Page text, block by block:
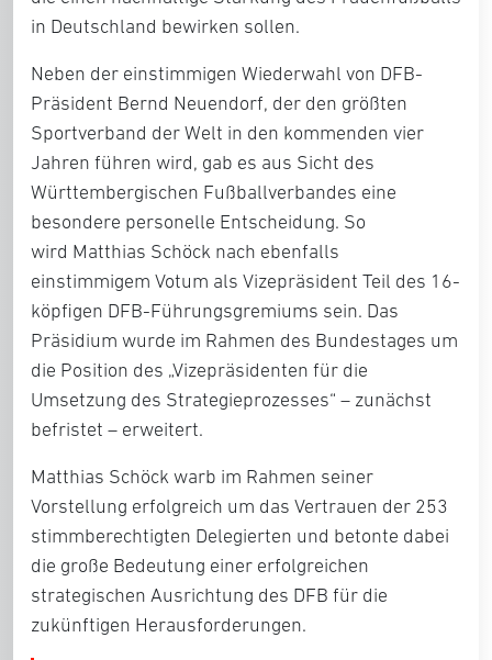
in Deutschland bewirken sollen.
Neben der einstimmigen Wiederwahl von DFB-
Präsident Bernd Neuendorf, der den größten
Sportverband der Welt in den kommenden vier
Jahren führen wird, gab es aus Sicht des
Württembergischen Fußballverbandes eine
besondere personelle Entscheidung. So
wird Matthias Schöck nach ebenfalls
einstimmigem Votum als Vizepräsident Teil des 16-
köpfigen DFB-Führungsgremiums sein. Das
Präsidium wurde im Rahmen des Bundestages um
die Position des „Vizepräsidenten für die
Umsetzung des Strategieprozesses“ – zunächst
befristet – erweitert.
Matthias Schöck warb im Rahmen seiner
Vorstellung erfolgreich um das Vertrauen der 253
stimmberechtigten Delegierten und betonte dabei
die große Bedeutung einer erfolgreichen
strategischen Ausrichtung des DFB für die
zukünftigen Herausforderungen.